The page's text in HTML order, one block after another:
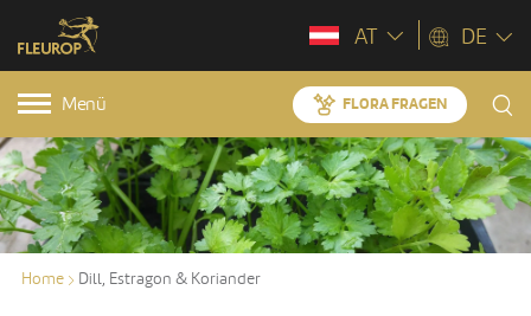
AT DE
Menü FLORA FRAGEN
Home Dill, Estragon & Koriander